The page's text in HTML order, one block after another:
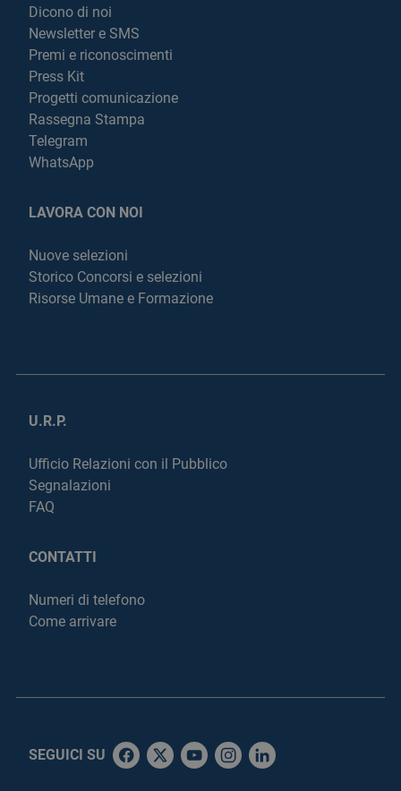
Dicono di noi
Newsletter e SMS
Premi e riconoscimenti
Press Kit
Progetti comunicazione
Rassegna Stampa
Telegram
WhatsApp
LAVORA CON NOI
Nuove selezioni
Storico Concorsi e selezioni
Risorse Umane e Formazione
U.R.P.
Ufficio Relazioni con il Pubblico
Segnalazioni
FAQ
CONTATTI
Numeri di telefono
Come arrivare
SEGUICI SU